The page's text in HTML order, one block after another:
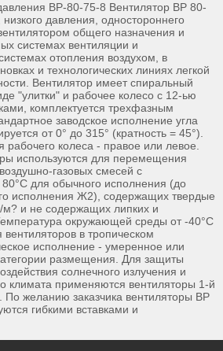
ВР-80-75-8 Вентилятор ВР 80-
давления, одностороннего
общего назначения и
системах вентиляции и
отопления воздухом, в
и технологических линиях легкой
Вентилятор имеет спиральный
"улитки" и рабочее колесо с 12-ью
комплектуется трехфазным
заводское исполнение угла
от 0° до 315° (кратность = 45°).
колеса - правое или левое.
используются для перемещения
газовых смесей с
для обычного исполнения (до
исполнения Ж2), содержащих твердые
и не содержащих липких и
окружающей среды от -40°С
в тропическом
исполнение - умеренное или
размещения. Для защиты
солнечного излучения и
климата применяются вентиляторы 1-й
По желанию заказчика вентиляторы ВР
гибкими вставками и